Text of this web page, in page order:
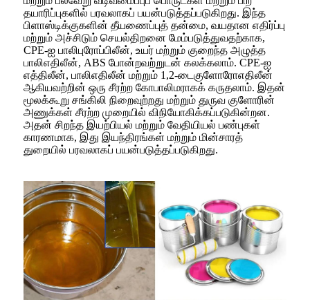
தயாரிப்புகளில் பரவலாகப் பயன்படுத்தப்படுகிறது. இந்த
பிளாஸ்டிக்குகளின் தீயணைப்புத் தன்மை, வயதான எதிர்ப்பு
மற்றும் அச்சிடும் செயல்திறனை மேம்படுத்துவதற்காக,
CPE-ஐ பாலிபுரோப்பிலீன், உயர் மற்றும் குறைந்த அழுத்த
பாலிஎதிலீன், ABS போன்றவற்றுடன் கலக்கலாம். CPE-ஐ
எத்திலீன், பாலிஎதிலீன் மற்றும் 1,2-டைகுளோரோஎதிலீன்
ஆகியவற்றின் ஒரு சீரற்ற கோபாலிமராகக் கருதலாம். இதன்
மூலக்கூறு சங்கிலி நிறைவுற்றது மற்றும் துருவ குளோரின்
அணுக்கள் சீரற்ற முறையில் விநியோகிக்கப்படுகின்றன.
அதன் சிறந்த இயற்பியல் மற்றும் வேதியியல் பண்புகள்
காரணமாக, இது இயந்திரங்கள் மற்றும் மின்சாரத்
துறையில் பரவலாகப் பயன்படுத்தப்படுகிறது.